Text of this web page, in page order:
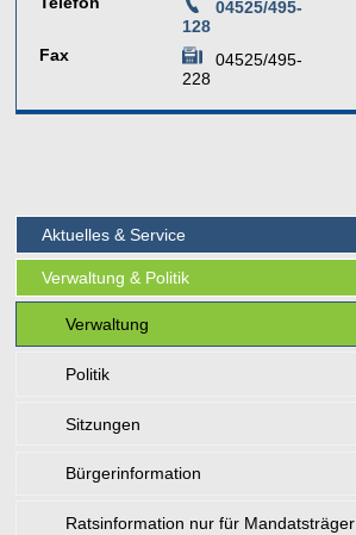
04525/495-
128
Fax
04525/495-
228
Aktuelles & Service
Verwaltung & Politik
Verwaltung
Politik
Sitzungen
Bürgerinformation
Ratsinformation nur für Mandatsträger